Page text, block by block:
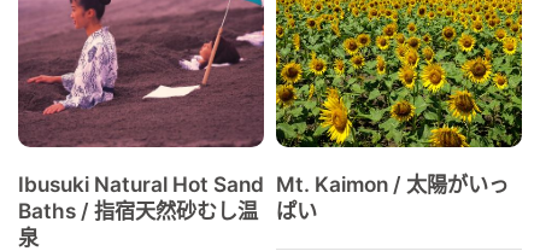
Ibusuki Natural Hot Sand
Baths / 指宿天然砂むし温
泉
Mt. Kaimon / 太陽がいっ
ぱい